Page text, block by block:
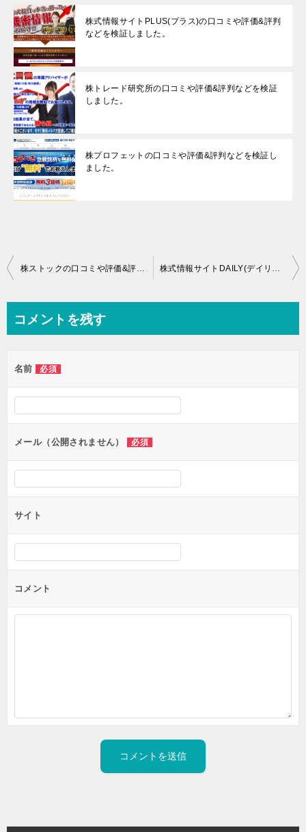
株式情報サイトPLUS(プラス)の口コミや評価&評判
などを検証しました。
株トレード研究所の口コミや評価&評判などを検証
しました。
株プロフェットの口コミや評価&評判などを検証し
ました。
投
ビ
ー
シ
ン
株ストックの口コミや評価&評判などを検証しました。 株式情報サイトDAILY(デイリー)の口コミや評価&評判などを検証しました。
コメントを残す
名前 必須
メール（公開されません） 必須
サイト
コメント